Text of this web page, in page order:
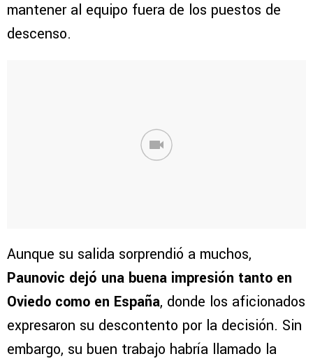
mantener al equipo fuera de los puestos de
descenso.
Aunque su salida sorprendió a muchos,
Paunovic dejó una buena impresión tanto en
Oviedo como en España, donde los aficionados
expresaron su descontento por la decisión. Sin
embargo, su buen trabajo habría llamado la